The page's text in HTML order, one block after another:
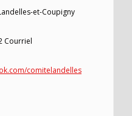
et-Coupigny
Courriel
comitelandelles